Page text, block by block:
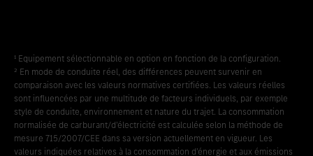
¹ Equipement sélectionnable en option en fonction de la configuration.
² En mode de conduite réel, des différences peuvent survenir en
comparaison avec les valeurs normatives certifiées. Les valeurs réelles
sont influencées par une multitude de facteurs individuels, par exemple
style de conduite, environnement et nature du trajet. La consommation
normalisée de carburant/d’électricité est calculée selon la méthode de
mesure 715/2007/CEE dans sa version actuellement en vigueur. Les
valeurs indiquées relatives à la consommation d’énergie et aux émissions